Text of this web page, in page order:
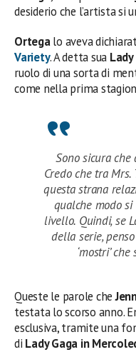
desiderio che l’artista si
Ortegalo aveva
Variety. A detta sua
ruolo di una sorta di
come nella prima
Sono sicura
Credo che tra
questa strana
qualche modo
livello. Quindi, se
della serie,
‘mostri’
Queste le parole che
testata lo scorso anno.
esclusiva, tramite una
di Lady Gaga in